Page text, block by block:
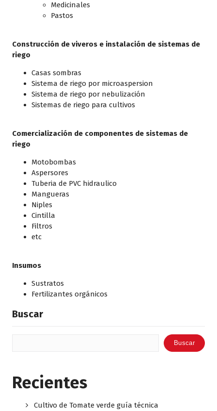
Medicinales
Pastos
Construcción de viveros e instalación de sistemas de
riego
Casas sombras
Sistema de riego por microaspersion
Sistema de riego por nebulización
Sistemas de riego para cultivos
Comercialización de componentes de sistemas de
riego
Motobombas
Aspersores
Tuberia de PVC hidraulico
Mangueras
Niples
Cintilla
Filtros
etc
Insumos
Sustratos
Fertilizantes orgánicos
Buscar
Buscar
Recientes
Cultivo de Tomate verde guía técnica